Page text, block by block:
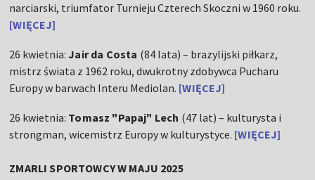
narciarski, triumfator Turnieju Czterech Skoczni w 1960 roku.
[WIĘCEJ]
26 kwietnia: Jair da Costa (84 lata) – brazylijski piłkarz,
mistrz świata z 1962 roku, dwukrotny zdobywca Pucharu
Europy w barwach Interu Mediolan. [WIĘCEJ]
26 kwietnia: Tomasz "Papaj" Lech (47 lat) – kulturysta i
strongman, wicemistrz Europy w kulturystyce. [WIĘCEJ]
ZMARLI SPORTOWCY W MAJU 2025